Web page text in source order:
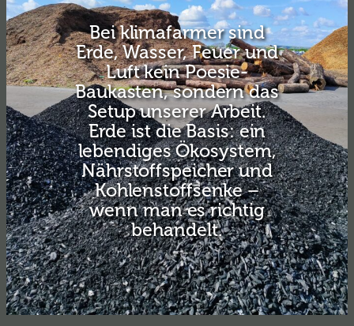
Bei klimafarmer sind
Erde, Wasser, Feuer und
Luft kein Poesie-
Baukasten, sondern das
Setup unserer Arbeit.
Erde ist die Basis: ein
lebendiges Ökosystem,
Nährstoffspeicher und
Kohlenstoffsenke –
wenn man es richtig
behandelt.